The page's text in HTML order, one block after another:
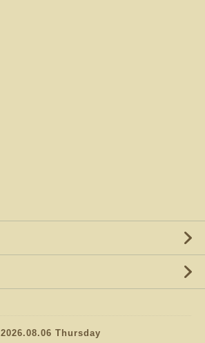
2026.08.06 Thursday